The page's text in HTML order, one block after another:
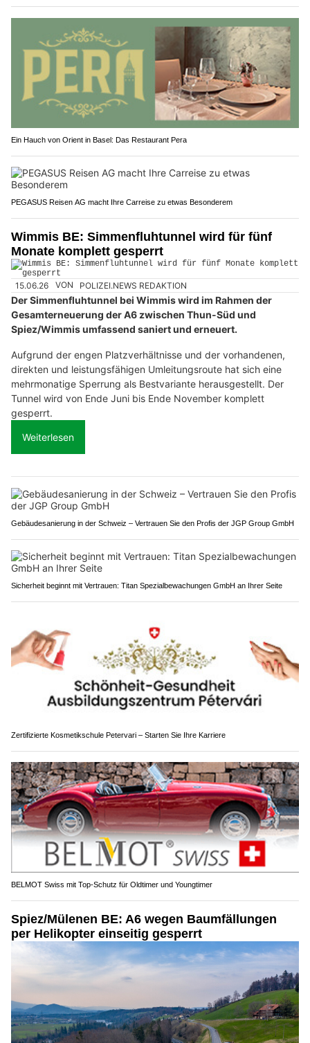
Ein Hauch von Orient in Basel: Das Restaurant Pera
PEGASUS Reisen AG macht Ihre Carreise zu etwas Besonderem
Wimmis BE: Simmenfluhtunnel wird für fünf
Monate komplett gesperrt
15.06.26 VON POLIZEI.NEWS REDAKTION
Der Simmenfluhtunnel bei Wimmis wird im Rahmen der
Gesamterneuerung der A6 zwischen Thun-Süd und
Spiez/Wimmis umfassend saniert und erneuert.
Aufgrund der engen Platzverhältnisse und der vorhandenen,
direkten und leistungsfähigen Umleitungsroute hat sich eine
mehrmonatige Sperrung als Bestvariante herausgestellt. Der
Tunnel wird von Ende Juni bis Ende November komplett
gesperrt.
Weiterlesen
Gebäudesanierung in der Schweiz – Vertrauen Sie den Profis der JGP Group GmbH
Sicherheit beginnt mit Vertrauen: Titan Spezialbewachungen GmbH an Ihrer Seite
Zertifizierte Kosmetikschule Petervari – Starten Sie Ihre Karriere
BELMOT Swiss mit Top-Schutz für Oldtimer und Youngtimer
Spiez/Mülenen BE: A6 wegen Baumfällungen
per Helikopter einseitig gesperrt